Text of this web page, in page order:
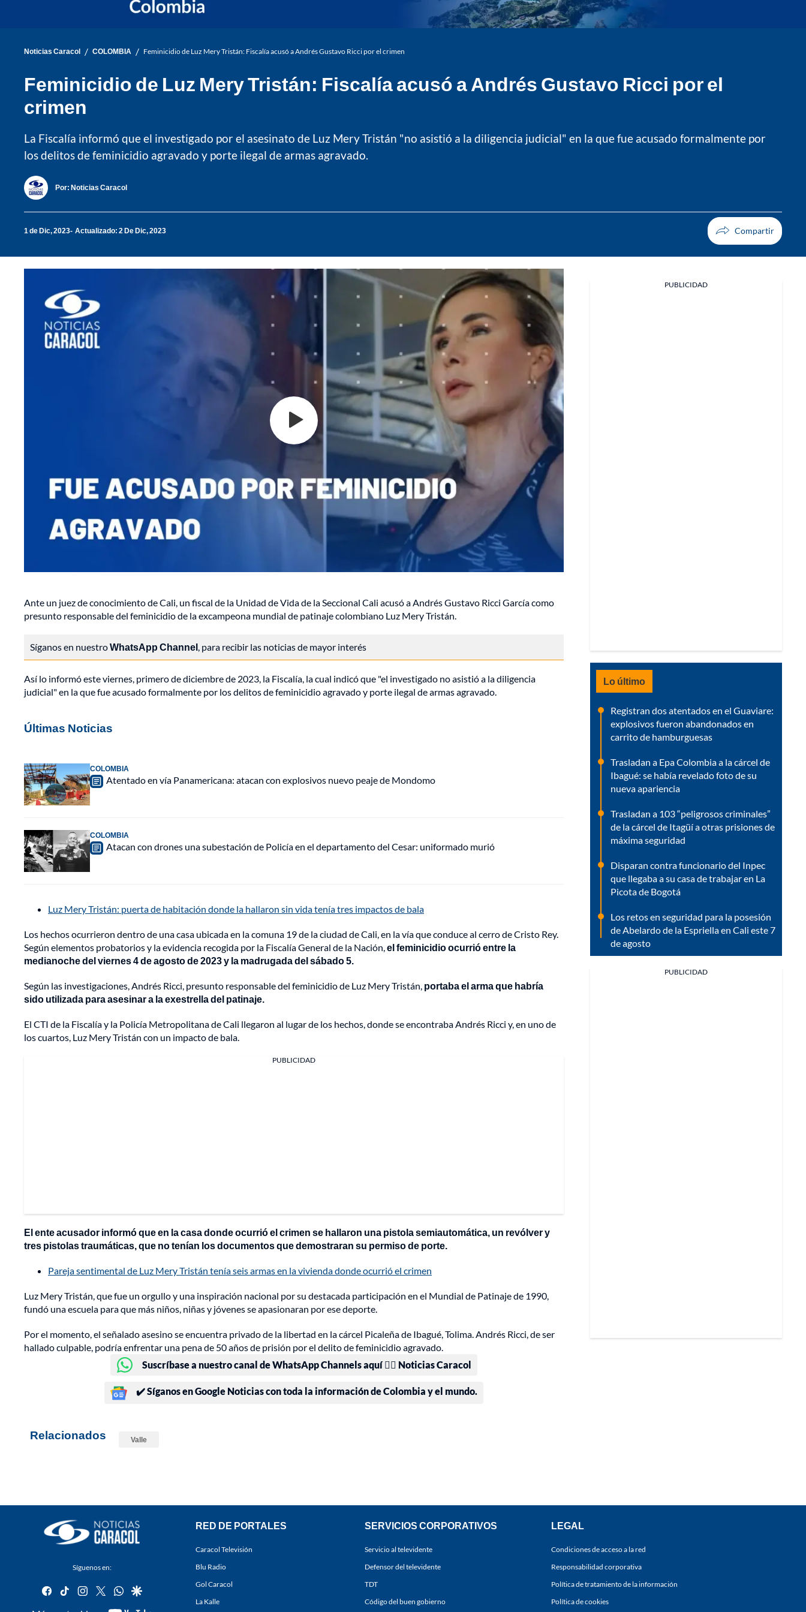
Noticias Caracol / COLOMBIA / Feminicidio de Luz Mery Tristán: Fiscalía acusó a Andrés Gustavo Ricci por el crimen
Feminicidio de Luz Mery Tristán: Fiscalía acusó a Andrés Gustavo Ricci por el
crimen
La Fiscalía informó que el investigado por el asesinato de Luz Mery Tristán "no asistió a la diligencia judicial" en la que fue acusado formalmente por
los delitos de feminicidio agravado y porte ilegal de armas agravado.
Por: Noticias Caracol
1 de Dic, 2023 Actualizado: 2 De Dic, 2023
Ante un juez de conocimiento de Cali, un fiscal de la Unidad de Vida de la Seccional Cali acusó a Andrés Gustavo Ricci García como
presunto responsable del feminicidio de la excampeona mundial de patinaje colombiano Luz Mery Tristán.
Síganos en nuestroWhatsApp Channel, para recibir las noticias de mayor interés
Así lo informó este viernes, primero de diciembre de 2023, la Fiscalía, la cual indicó que "el investigado no asistió a la diligencia
judicial" en la que fue acusado formalmente por los delitos de feminicidio agravado y porte ilegal de armas agravado.
Últimas Noticias
COLOMBIA
Atentado en vía Panamericana: atacan con explosivos nuevo peaje de Mondomo
COLOMBIA
Atacan con drones una subestación de Policía en el departamento del Cesar: uniformado murió
Luz Mery Tristán: puerta de habitación donde la hallaron sin vida tenía tres impactos de bala
Los hechos ocurrieron dentro de una casa ubicada en la comuna 19 de la ciudad de Cali, en la vía que conduce al cerro de Cristo Rey.
Según elementos probatorios y la evidencia recogida por la Fiscalía General de la Nación,el feminicidio ocurrió entre la
medianoche del viernes 4 de agosto de 2023 y la madrugada del sábado 5.
Según las investigaciones, Andrés Ricci, presunto responsable del feminicidio de Luz Mery Tristán, portaba el arma que habría
sido utilizada para asesinar a la exestrella del patinaje.
El CTI de la Fiscalía y la Policía Metropolitana de Cali llegaron al lugar de los hechos, donde se encontraba Andrés Ricci y, en uno de
los cuartos, Luz Mery Tristán con un impacto de bala.
PUBLICIDAD
El ente acusador informó que en la casa donde ocurrió el crimen se hallaron una pistola semiautomática, un revólver y
tres pistolas traumáticas, que no tenían los documentos que demostraran su permiso de porte.
Pareja sentimental de Luz Mery Tristán tenía seis armas en la vivienda donde ocurrió el crimen
Luz Mery Tristán, que fue un orgullo y una inspiración nacional por su destacada participación en el Mundial de Patinaje de 1990,
fundó una escuela para que más niños, niñas y jóvenes se apasionaran por ese deporte.
Por el momento, el señalado asesino se encuentra privado de la libertad en la cárcel Picaleña de Ibagué, Tolima. Andrés Ricci, de ser
hallado culpable, podría enfrentar una pena de 50 años de prisión por el delito de feminicidio agravado.
Suscríbase a nuestro canal de WhatsApp Channels aquí 👉🏻 Noticias Caracol
✔️ Síganos en Google Noticias con toda la información de Colombia y el mundo.
Relacionados Valle
PUBLICIDAD
Lo último
Registran dos atentados en el Guaviare:
explosivos fueron abandonados en
carrito de hamburguesas
Trasladan a Epa Colombia a la cárcel de
Ibagué: se había revelado foto de su
nueva apariencia
Trasladan a 103 “peligrosos criminales”
de la cárcel de Itagüí a otras prisiones de
máxima seguridad
Disparan contra funcionario del Inpec
que llegaba a su casa de trabajar en La
Picota de Bogotá
Los retos en seguridad para la posesión
de Abelardo de la Espriella en Cali este 7
de agosto
PUBLICIDAD
Síguenos en:
facebook
tiktok instagram
twitterwhatsapp
google
RED DE PORTALES
Caracol Televisión
Blu Radio
Gol Caracol
La Kalle
SERVICIOS CORPORATIVOS
Servicio al televidente
Defensor del televidente
TDT
Código del buen gobierno
LEGAL
Condiciones de acceso a la red
Responsabilidad corporativa
Política de tratamiento de la información
Política de cookies